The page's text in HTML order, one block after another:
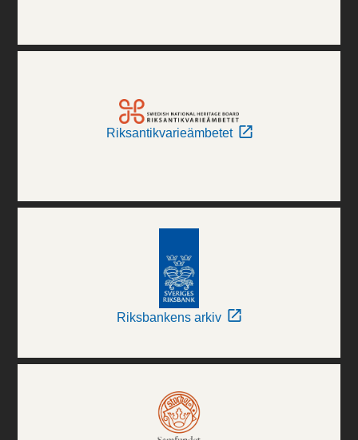
Riksantikvarieämbetet
Riksbankens arkiv